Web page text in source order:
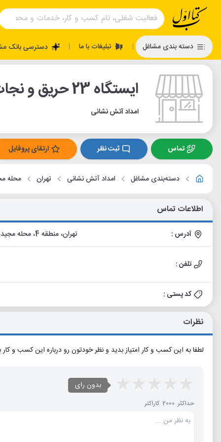
دسته بندی مشاغل | تبلیغات با ما | دسترسی بانک
ایستگاه 23 حریق و نجات 7
امداد آتش نشانی
تماس ثبت نظر ارتقای پروفایل
دسته‌بندی مشاغل امداد آتش نشانی تهران محله
اطلاعات تماس
آدرس : تهران، منطقه 4، محله مجیدیه و شمس آباد، استادحسن بنا (مجیدیه) شمالی، م. سرباز
تلفن :
کد پستی :
نظرات
لطفا به این کسب و کار امتیاز بدید و نظر خودتون رو درباره این کسب و کار
بدون رای
حداکثر 2000 کاراکتر